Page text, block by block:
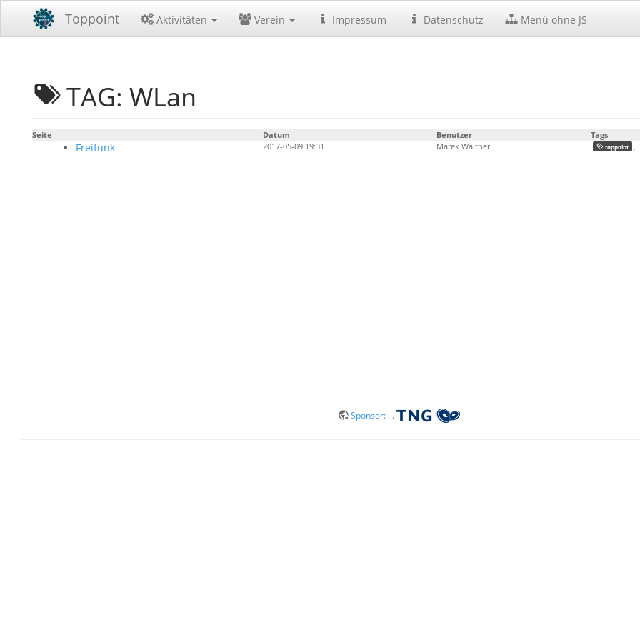
Toppoint Aktivitäten Verein Impressum Datenschutz Menü ohne JS
TAG: WLan
Seite Datum Benutzer Tags
Freifunk 2017-05-09 19:31 Marek Walther toppoint
Sponsor: . .